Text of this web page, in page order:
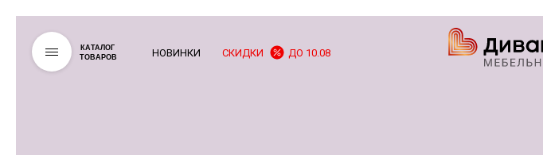
КАТАЛОГ
ТОВАРОВ
НОВИНКИ СКИДКИ ДО 10.08